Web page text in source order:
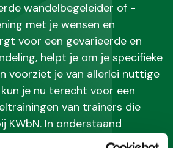
wandelbegeleider of -
met je wensen en
voor een gevarieerde en
helpt je om je specifieke
voorziet je van allerlei nuttige
je nu terecht voor een
van trainers die
KWbN. In onderstaand
aanbod bij jou in de buurt